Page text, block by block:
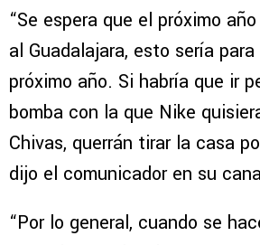
“Se espera que el próximo
al Guadalajara, esto sería
próximo año. Si habría que ir
bomba con la que Nike
Chivas, querrán tirar la casa
dijo el comunicador en su
“Por lo general, cuando se